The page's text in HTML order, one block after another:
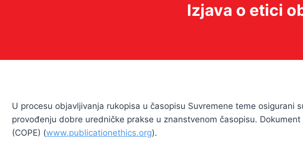
Izjava o etici
U procesu objavljivanja rukopisa u časopisu Suvremene teme
provođenju dobre uredničke prakse u znanstvenom časopisu.
(COPE) (www.publicationethics.org).